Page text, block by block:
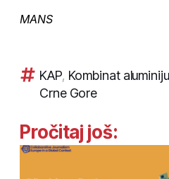
MANS
KAP, Kombinat
Crne Gore
Pročitaj još: